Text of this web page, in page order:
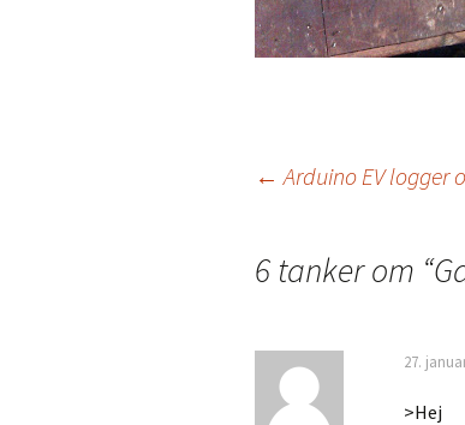
← Arduino EV logger
6 tanker om “
27.
>Hej